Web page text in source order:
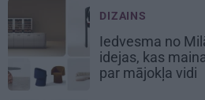
DIZAINS
Iedvesma no
idejas, kas
par mājokļa vidi